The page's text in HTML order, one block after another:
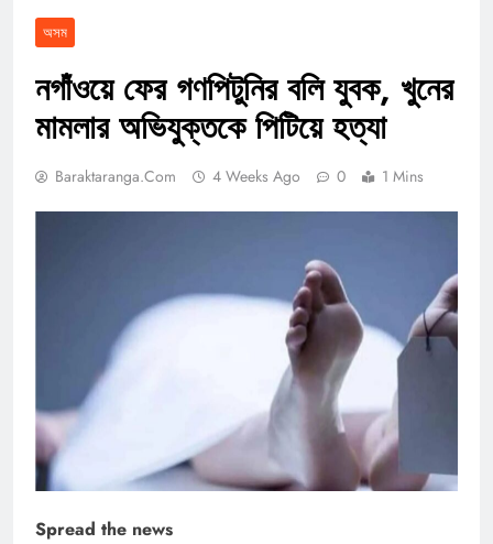
অসম
নগাঁওয়ে ফের গণপিটুনির বলি যুবক, খুনের
মামলার অভিযুক্তকে পিটিয়ে হত্যা
Baraktaranga.com 4 Weeks Ago 0 1 Mins
Spread the news